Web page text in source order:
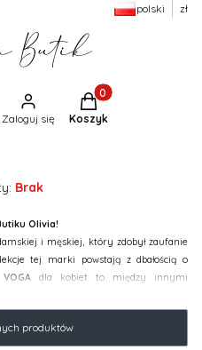
polski zł
wyszukiwarkę
Zaloguj się
Produkty w
Koszyk
Brak
Olivia!
i męskiej, który zdobył zaufanie
tej marki powstają z dbałością o
dla kobiet to między innymi
wzorach i kolorach, dopasowane
sukienki maxi, w których zaskoczysz
produktów